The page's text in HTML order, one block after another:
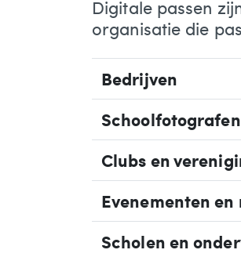
Digitale passen
organisatie die
Bedrijven
Schoolfotografen
Clubs en
Evenementen
Scholen en